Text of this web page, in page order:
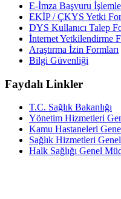
E-İmza Başvuru
EKİP / ÇKYS Yetki
DYS Kullanıcı Talep
İnternet Yetkilendirme
Araştırma İzin Formları
Bilgi Güvenliği
Faydalı Linkler
T.C. Sağlık Bakanlığı
Yönetim Hizmetleri
Kamu Hastaneleri
Sağlık Hizmetleri
Halk Sağlığı Genel